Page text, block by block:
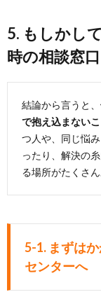
5. もしかし
時の相談窓
結論から言うと、
で抱え込まない
つ人や、同じ悩
ったり、解決の
る場所がたくさん
5-1. まずは
センターへ